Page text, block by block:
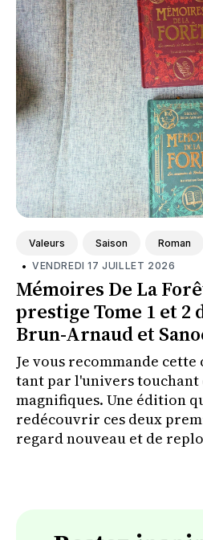
Valeurs Saison Roman
• VENDREDI 17 JUILLET 2026
Mémoires De La
prestige Tome 1 et 2
Brun-Arnaud et
Je vous recommande
tant par l'univers
magnifiques. Une édition
redécouvrir ces deux
regard nouveau et de